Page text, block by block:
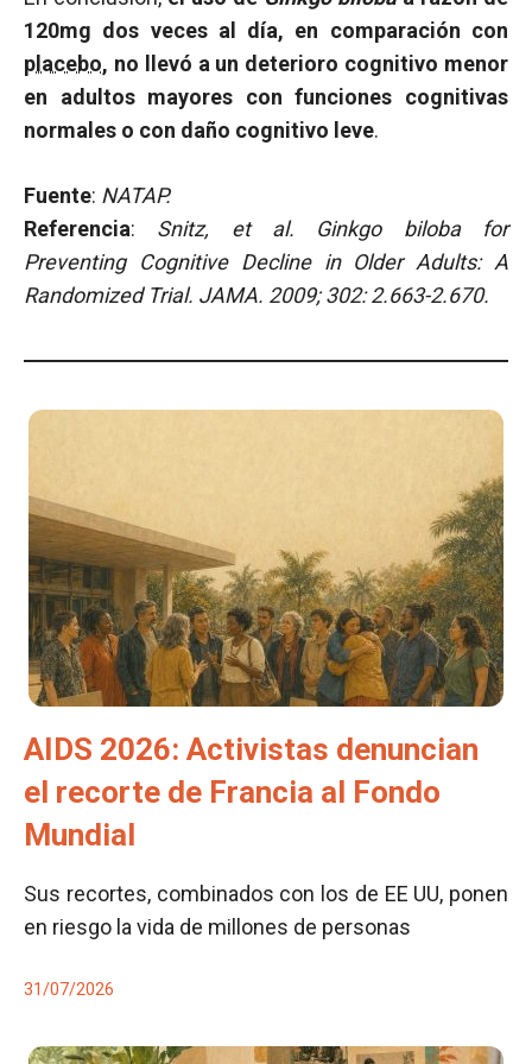
120mg dos veces al día, en comparación con
placebo, no llevó a un deterioro cognitivo menor
en adultos mayores con funciones cognitivas
normales o con daño cognitivo leve.
Fuente: NATAP.
Referencia: Snitz, et al. Ginkgo biloba for
Preventing Cognitive Decline in Older Adults: A
Randomized Trial. JAMA. 2009; 302: 2.663-2.670.
AIDS 2026: Activistas denuncian
el recorte de Francia al Fondo
Mundial
Sus recortes, combinados con los de EE UU, ponen
en riesgo la vida de millones de personas
31/07/2026